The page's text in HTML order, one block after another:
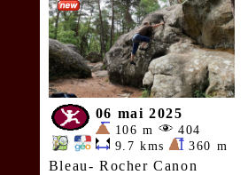
06 mai 2025
106 m
404
9.7 kms
360 m
Bleau- Rocher Canon